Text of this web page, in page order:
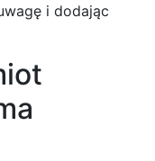
i dodając